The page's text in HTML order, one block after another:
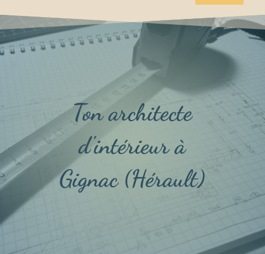
Ton architecte
d'intérieur à
Gignac (Hérault)